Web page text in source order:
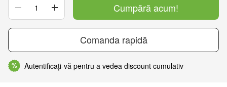
Cumpără acum!
Comanda rapidă
% Autentificați-vă pentru a vedea discount cumulativ